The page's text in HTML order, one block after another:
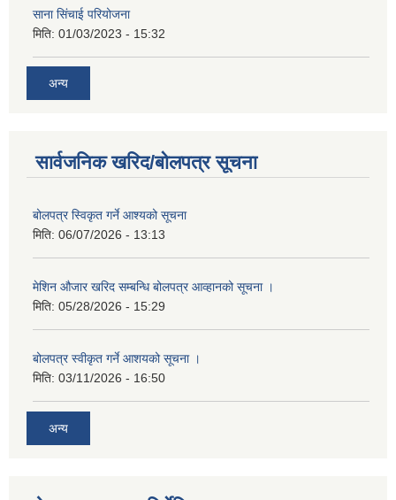
साना सिंचाई परियोजना
मिति: 01/03/2023 - 15:32
अन्य
सार्वजनिक खरिद/बोलपत्र सूचना
बोलपत्र स्विकृत गर्ने आश्यको सूचना
मिति: 06/07/2026 - 13:13
मेशिन औजार खरिद सम्बन्धि बोलपत्र आव्हानको सूचना ।
मिति: 05/28/2026 - 15:29
बोलपत्र स्वीकृत गर्ने आशयको सूचना ।
मिति: 03/11/2026 - 16:50
अन्य